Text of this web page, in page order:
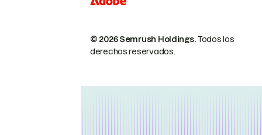
© 2026 Semrush Holdings.Todos los
derechos reservados.